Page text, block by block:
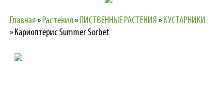
Главная» Растения»ЛИСТВЕННЫЕ РАСТЕНИЯ » КУСТАРНИКИ
» Кариоптерис Summer Sorbet